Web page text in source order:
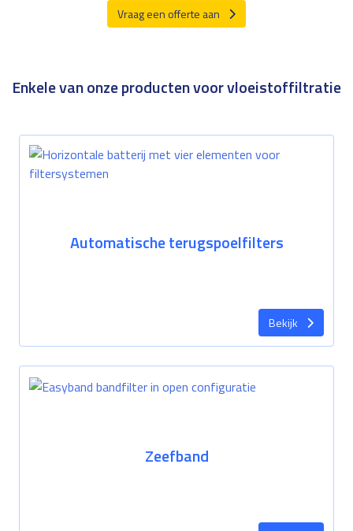
Vraag een offerte aan
Enkele van onze producten voor vloeistoffiltratie
Automatische terugspoelfilters
Bekijk
Zeefband